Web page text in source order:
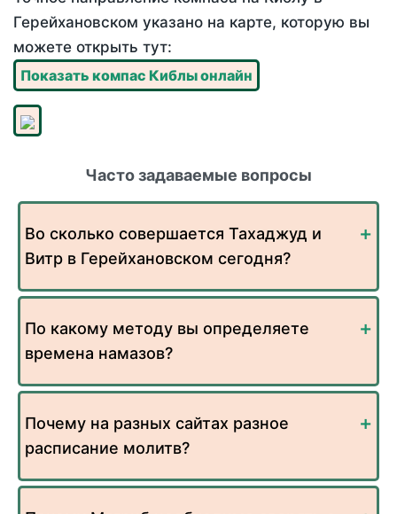
Герейхановском указано на карте, которую вы
можете открыть тут:
Показать компас Киблы онлайн
Часто задаваемые вопросы
Во сколько совершается Тахаджуд и
Витр в Герейхановском сегодня?
По какому методу вы определяете
времена намазов?
Почему на разных сайтах разное
расписание молитв?